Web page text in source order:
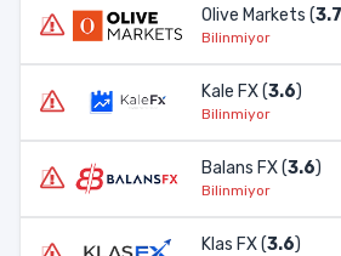
Olive Markets (3.7
Bilinmiyor
Kale FX (3.6)
Bilinmiyor
Balans FX (3.6)
Bilinmiyor
Klas FX (3.6)